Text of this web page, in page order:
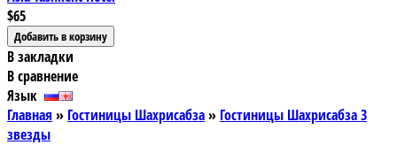
$65
В закладки
В сравнение
Язык
Главная » Гостиницы Шахрисабза» Гостиницы Шахрисабза 3
звезды